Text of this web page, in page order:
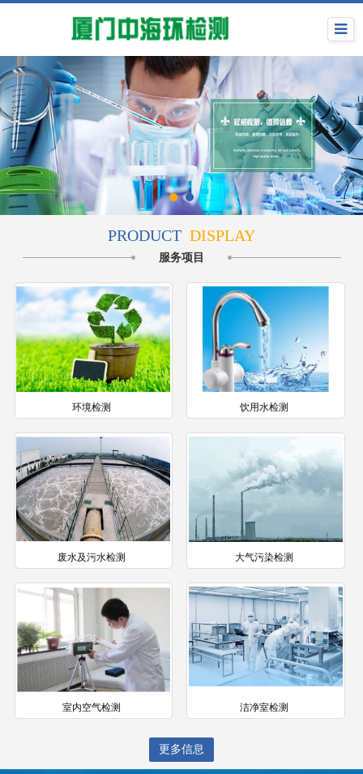
PRODUCT DISPLAY
服务项目
环境检测 饮用水检测
废水及污水检测 大气污染检测
室内空气检测 洁净室检测
更多信息